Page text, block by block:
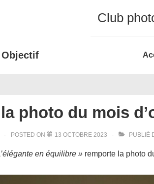
Club
Main
photo du mois
POSTED ON 13 OCTOBRE 2023 PUBLIÉ
en équilibre » remporte la photo